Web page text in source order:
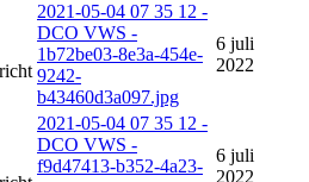
2021-05-04 07 35 12 -
DCO VWS -
1b72be03-8e3a-454e-
9242-
b43460d3a097.jpg
6 juli
2022
2021-05-04 07 35 12 -
DCO VWS -
f9d47413-b352-4a23-
6 juli
2022